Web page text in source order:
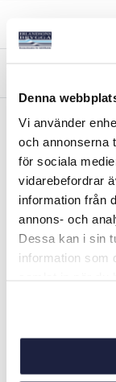
Denna
Vi använder
och annonserna
för sociala
vidarebefordrar
information från
annons- och
Dessa kan i sin
information som
-14%
SELDÉN